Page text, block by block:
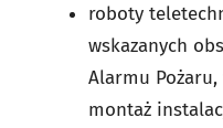
roboty
wskazanych
Alarmu
montaż